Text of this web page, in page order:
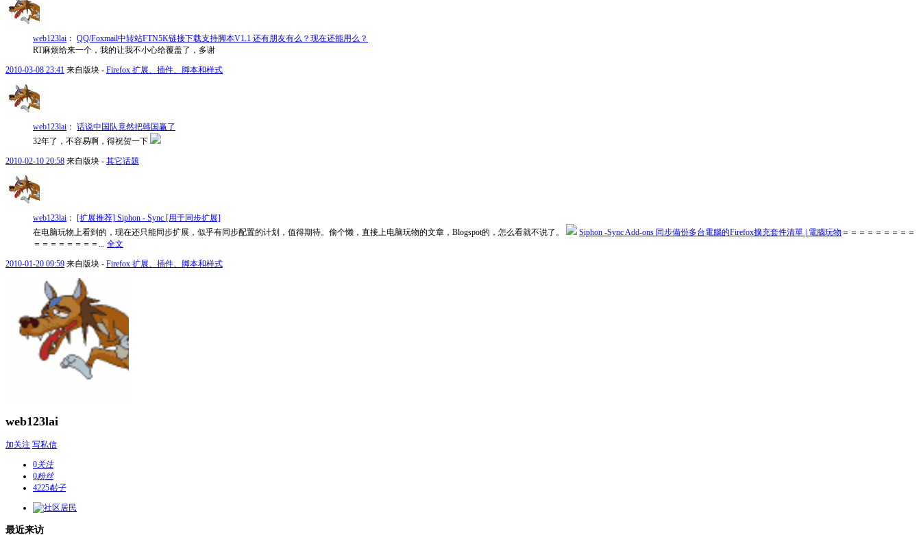
web123lai ： QQ/Foxmail中转站FTN5K链接下载支持脚本V1.1 还有朋友有么？现在还能用么？
RT麻烦给来一个，我的让我不小心给覆盖了，多谢
2010-03-08 23:41 来自版块 - Firefox 扩展、插件、脚本和样式
web123lai ： 话说中国队竟然把韩国赢了
32年了，不容易啊，得祝贺一下
2010-02-10 20:58 来自版块 - 其它话题
web123lai ： [扩展推荐] Siphon - Sync [用于同步扩展]
在电脑玩物上看到的，现在还只能同步扩展，似乎有同步配置的计划，值得期待。偷个懒，直接上电脑玩物的文章，Blogspot的，怎么看就不说了。
Siphon -Sync Add-ons 同步備份多台電腦的Firefox擴充套件清單 | 電腦玩物 ＝＝＝＝＝＝＝＝＝
＝＝＝＝＝＝＝＝... 全文
2010-01-20 09:59 来自版块 - Firefox 扩展、插件、脚本和样式
web123lai
加关注 写私信
0关注
0粉丝
4225帖子
最近来访